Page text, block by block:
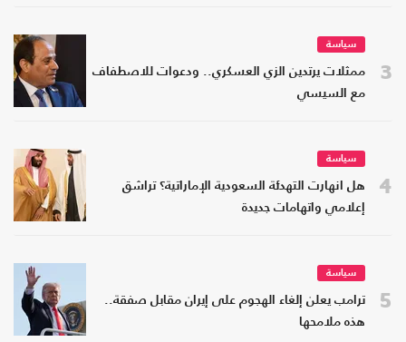
3
سياسة
ممثلات يرتدين الزي العسكري.. ودعوات للاصطفاف
مع السيسي
4
سياسة
هل انهارت التهدئة السعودية الإماراتية؟ تراشق
إعلامي واتهامات جديدة
5
سياسة
ترامب يعلن إلغاء الهجوم على إيران مقابل صفقة..
هذه ملامحها